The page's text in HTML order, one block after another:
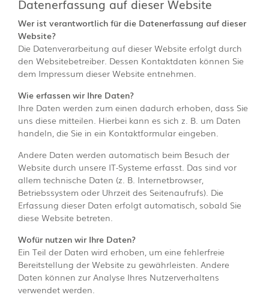
Datenerfassung auf dieser Website
Wer ist verantwortlich für die Datenerfassung auf dieser
Website?
Die Datenverarbeitung auf dieser Website erfolgt durch
den Websitebetreiber. Dessen Kontaktdaten können Sie
dem Impressum dieser Website entnehmen.
Wie erfassen wir Ihre Daten?
Ihre Daten werden zum einen dadurch erhoben, dass Sie
uns diese mitteilen. Hierbei kann es sich z. B. um Daten
handeln, die Sie in ein Kontaktformular eingeben.
Andere Daten werden automatisch beim Besuch der
Website durch unsere IT-Systeme erfasst. Das sind vor
allem technische Daten (z. B. Internetbrowser,
Betriebssystem oder Uhrzeit des Seitenaufrufs). Die
Erfassung dieser Daten erfolgt automatisch, sobald Sie
diese Website betreten.
Wofür nutzen wir Ihre Daten?
Ein Teil der Daten wird erhoben, um eine fehlerfreie
Bereitstellung der Website zu gewährleisten. Andere
Daten können zur Analyse Ihres Nutzerverhaltens
verwendet werden.